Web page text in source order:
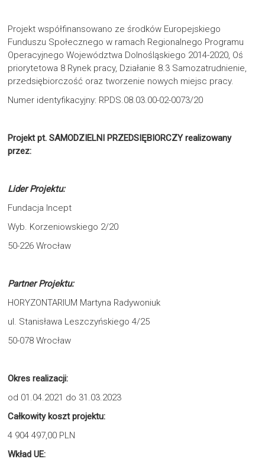
Projekt współfinansowano ze środków Europejskiego
Funduszu Społecznego w ramach Regionalnego Programu
Operacyjnego Województwa Dolnośląskiego 2014-2020, Oś
priorytetowa 8 Rynek pracy, Działanie 8.3 Samozatrudnienie,
przedsiębiorczość oraz tworzenie nowych miejsc pracy.
Numer identyfikacyjny: RPDS.08.03.00-02-0073/20
Projekt pt. SAMODZIELNI PRZEDSIĘBIORCZY realizowany
przez:
Lider Projektu:
Fundacja Incept
Wyb. Korzeniowskiego 2/20
50-226 Wrocław
Partner Projektu:
HORYZONTARIUM Martyna Radywoniuk
ul. Stanisława Leszczyńskiego 4/25
50-078 Wrocław
Okres realizacji:
od 01.04.2021 do 31.03.2023
Całkowity koszt projektu:
4 904 497,00 PLN
Wkład UE: